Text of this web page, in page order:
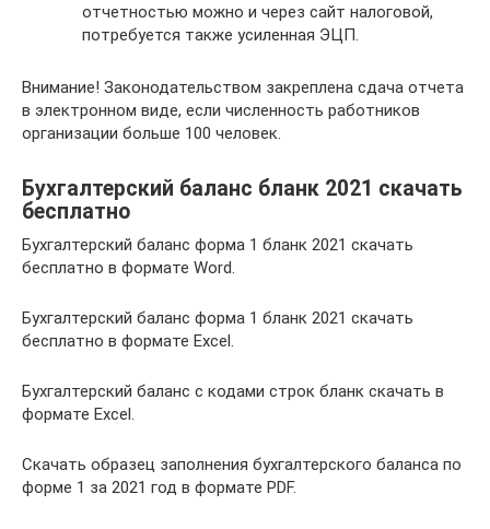
отчетностью можно и через сайт налоговой,
потребуется также усиленная ЭЦП.
Внимание! Законодательством закреплена сдача отчета
в электронном виде, если численность работников
организации больше 100 человек.
Бухгалтерский баланс бланк 2021 скачать
бесплатно
Бухгалтерский баланс форма 1 бланк 2021 скачать
бесплатно в формате Word.
Бухгалтерский баланс форма 1 бланк 2021 скачать
бесплатно в формате Excel.
Бухгалтерский баланс с кодами строк бланк скачать в
формате Excel.
Скачать образец заполнения бухгалтерского баланса по
форме 1 за 2021 год в формате PDF.